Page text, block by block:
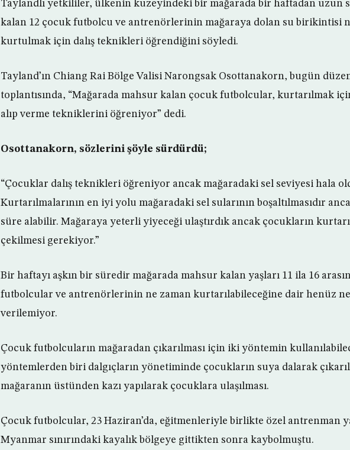
Taylandlı yetkililer, ülkenin kuzeyindeki bir mağarada bir haftadan uzun
kalan 12 çocuk futbolcu ve antrenörlerinin mağaraya dolan su birikintisi
kurtulmak için dalış teknikleri öğrendiğini söyledi.
Tayland’ın Chiang Rai Bölge Valisi Narongsak Osottanakorn, bugün
toplantısında, “Mağarada mahsur kalan çocuk futbolcular, kurtarılmak
alıp verme tekniklerini öğreniyor” dedi.
Osottanakorn, sözlerini şöyle sürdürdü;
“Çocuklar dalış teknikleri öğreniyor ancak mağaradaki sel seviyesi hala
Kurtarılmalarının en iyi yolu mağaradaki sel sularının boşaltılmasıdır
süre alabilir. Mağaraya yeterli yiyeceği ulaştırdık ancak çocukların
çekilmesi gerekiyor.”
Bir haftayı aşkın bir süredir mağarada mahsur kalan yaşları 11 ila 16
futbolcular ve antrenörlerinin ne zaman kurtarılabileceğine dair henüz
verilemiyor.
Çocuk futbolcuların mağaradan çıkarılması için iki yöntemin
yöntemlerden biri dalgıçların yönetiminde çocukların suya dalarak
mağaranın üstünden kazı yapılarak çocuklara ulaşılması.
Çocuk futbolcular, 23 Haziran’da, eğitmenleriyle birlikte özel antrenman
Myanmar sınırındaki kayalık bölgeye gittikten sonra kaybolmuştu.